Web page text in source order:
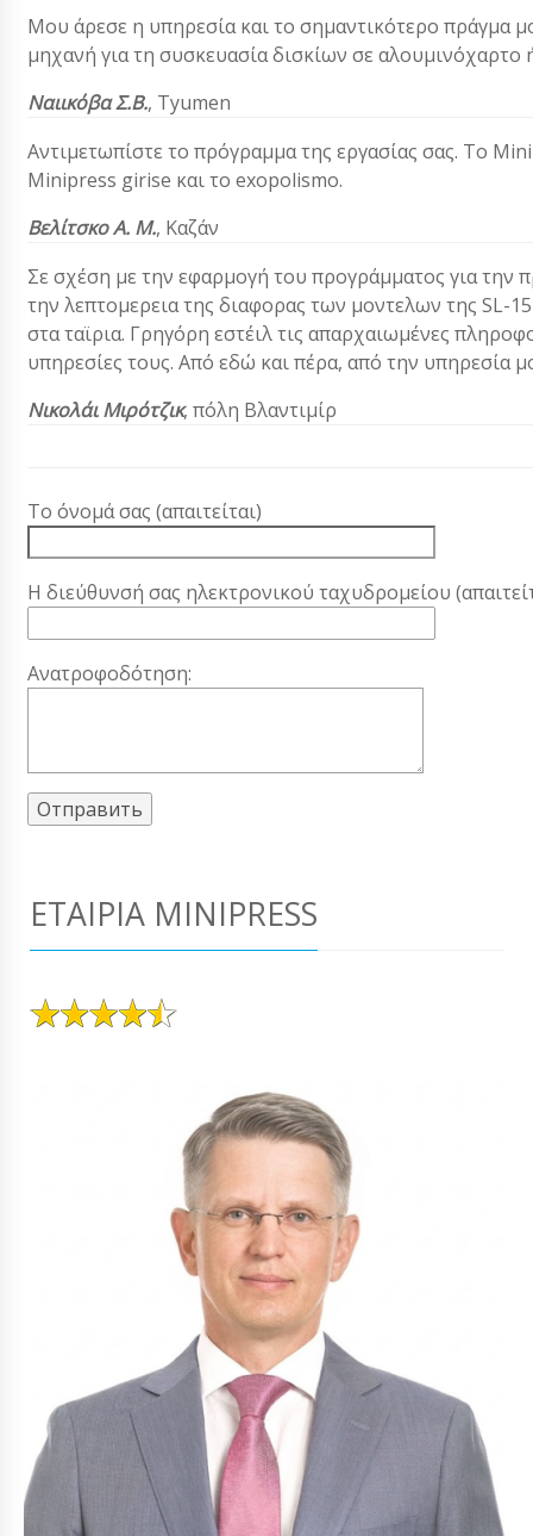
Μου άρεσε η υπηρεσία και το σημαντικότερο πράγμα
μηχανή για τη συσκευασία δισκίων σε αλουμινόχαρτο
Ναιικόβα Σ.Β., Τyumen
Αντιμετωπίστε το πρόγραμμα της εργασίας σας. Το
Minipress girise και το exopolismo.
Βελίτσκο Α. Μ., Καζάν
Σε σχέση με την εφαρμογή του προγράμματος για την
την λεπτομερεια της διαφορας των μοντελων της SL-
στα ταϊρια. Γρηγόρη εστέιλ τις απαρχαιωμένες
υπηρεσίες τους. Από εδώ και πέρα, από την υπηρεσία
Νικολάι Μιρότζικ, πόλη Βλαντιμίρ
Το όνομά σας (απαιτείται)
Η διεύθυνσή σας ηλεκτρονικού ταχυδρομείου
Ανατροφοδότηση:
ΕΤΑΙΡΊΑ MINIPRESS